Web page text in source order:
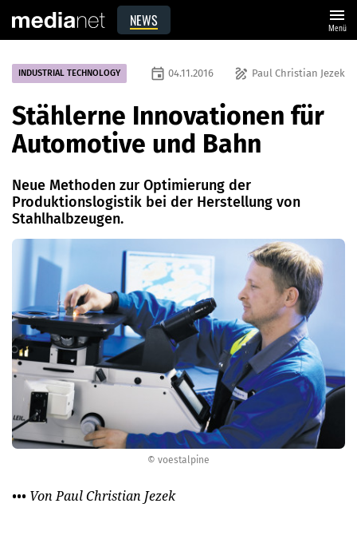
NEWS menu
Menü
© voestalpine
INDUSTRIAL TECHNOLOGY draw Paul Christian Jezek
event 04.11.2016
Stählerne Innovationen für
Automotive und Bahn
Neue Methoden zur Optimierung der
Produktionslogistik bei der Herstellung von
Stahlhalbzeugen.
••• Von Paul Christian Jezek